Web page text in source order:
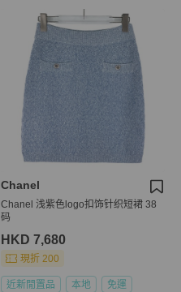
Chanel
Chanel 浅紫色logo扣饰针织短裙 38
码
HKD 7,680
現折 200
近新閒置品 本地 免運